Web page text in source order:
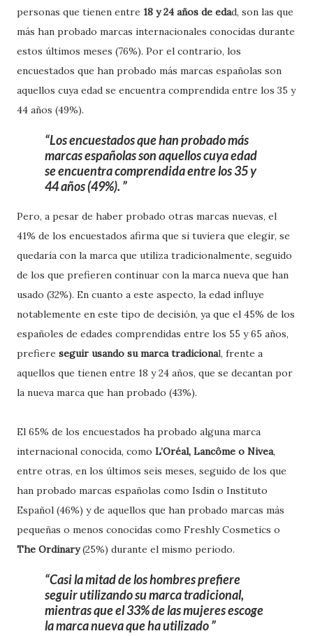
personas que tienen entre 18 y 24 años de edad, son las que
más han probado marcas internacionales conocidas durante
estos últimos meses (76%). Por el contrario, los
encuestados que han probado más marcas españolas son
aquellos cuya edad se encuentra comprendida entre los 35 y
44 años (49%).
Los encuestados que han probado más
marcas españolas son aquellos cuya edad
se encuentra comprendida entre los 35 y
44 años (49%).
Pero, a pesar de haber probado otras marcas nuevas, el
41% de los encuestados afirma que si tuviera que elegir, se
quedaría con la marca que utiliza tradicionalmente, seguido
de los que prefieren continuar con la marca nueva que han
usado (32%). En cuanto a este aspecto, la edad influye
notablemente en este tipo de decisión, ya que el 45% de los
españoles de edades comprendidas entre los 55 y 65 años,
prefiere seguir usando su marca tradicional, frente a
aquellos que tienen entre 18 y 24 años, que se decantan por
la nueva marca que han probado (43%).
El 65% de los encuestados ha probado alguna marca
internacional conocida, como L’Oréal, Lancôme o Nivea,
entre otras, en los últimos seis meses, seguido de los que
han probado marcas españolas como Isdin o Instituto
Español (46%) y de aquellos que han probado marcas más
pequeñas o menos conocidas como Freshly Cosmetics o
The Ordinary(25%) durante el mismo periodo.
Casi la mitad de los hombres prefiere
seguir utilizando su marca tradicional,
mientras que el 33% de las mujeres escoge
la marca nueva que ha utilizado